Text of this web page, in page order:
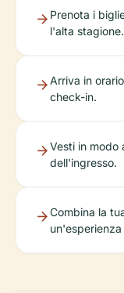
Prenota i
l'alta stagione.
Arriva in
check-in.
Vesti in modo
dell'ingresso.
Combina la